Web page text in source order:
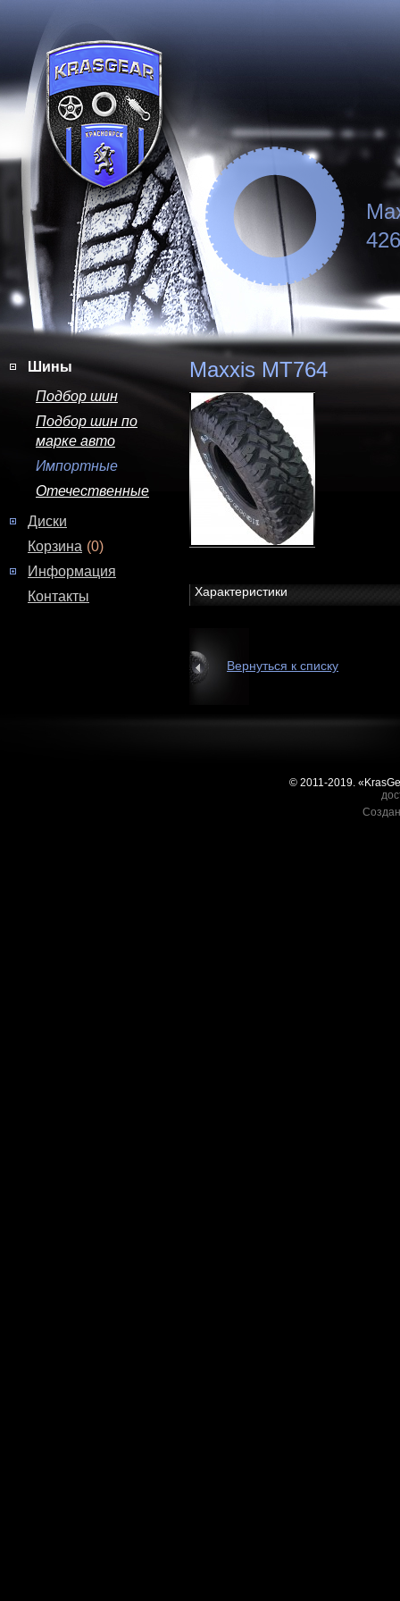
Шины
Подбор шин
Подбор шин по
марке авто
Импортные
Отечественные
Диски
Корзина (0)
Информация
Контакты
Maxxis MT764
Характеристики
Вернуться к списку
© 2011-2019.